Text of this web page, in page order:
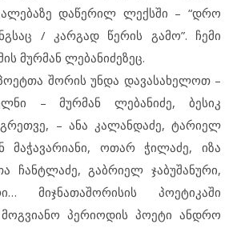
დაწერილ ლექსში – “დრო
/ კარგად წერის გამო”. ჩემი
მურმან ლებანიძეზეც.
შორის უნდა დავასახელოთ –
– მურმან ლებანიძე, ბესიკ
– ანა კალანდაძე, ტარიელ
მაჭავარიანი, ოთარ ჭილაძე, იზა
ჩანტლაძე, გაბრიელ ჯაბუშანური,
მიჯნათაშორისის პოეტიკაში
პერიოდის პოეტი ანდრო